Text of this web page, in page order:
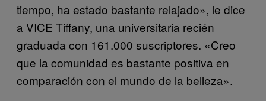
tiempo, ha estado bastante relajado», le dice
a VICE Tiffany, una universitaria recién
graduada con 161.000 suscriptores. «Creo
que la comunidad es bastante positiva en
comparación con el mundo de la belleza».